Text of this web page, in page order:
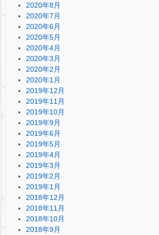
2020年8月
2020年7月
2020年6月
2020年5月
2020年4月
2020年3月
2020年2月
2020年1月
2019年12月
2019年11月
2019年10月
2019年9月
2019年6月
2019年5月
2019年4月
2019年3月
2019年2月
2019年1月
2018年12月
2018年11月
2018年10月
2018年9月